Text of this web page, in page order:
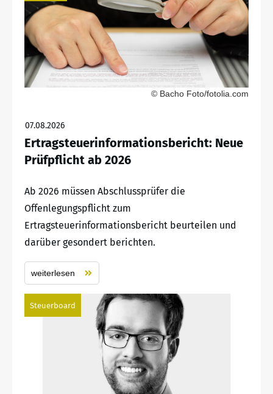
© Bacho Foto/fotolia.com
07.08.2026
Ertragsteuerinformationsbericht: Neue
Prüfpflicht ab 2026
Ab 2026 müssen Abschlussprüfer die
Offenlegungspflicht zum
Ertragsteuerinformationsbericht beurteilen und
darüber gesondert berichten.
weiterlesen
Steuerboard